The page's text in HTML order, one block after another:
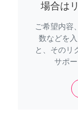
場合は
ご希望内容
数などを
と、そのリ
サポ